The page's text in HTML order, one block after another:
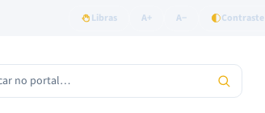
Libras A+ A− Contraste
no portal